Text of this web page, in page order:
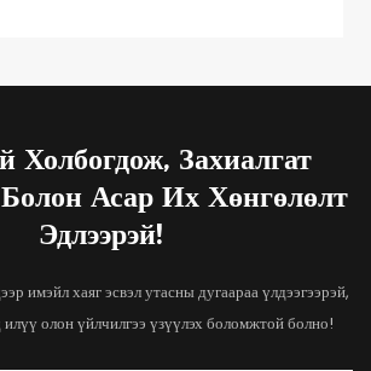
Холбогдож, Захиалгат
Асар Их Хөнгөлөлт
Эдлээрэй!
имэйл хаяг эсвэл утасны дугаараа үлдээгээрэй,
илүү олон үйлчилгээ үзүүлэх боломжтой болно!